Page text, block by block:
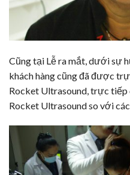
Cũng tại Lễ ra mắt, dưới sự
khách hàng cũng đã được
Rocket Ultrasound, trực tiếp
Rocket Ultrasound so với